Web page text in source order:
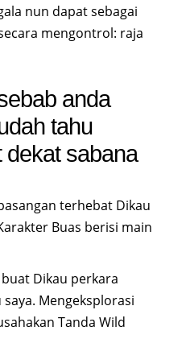
nun dapat sebagai
mengontrol: raja
anda
tahu
dekat sabana
terhebat Dikau
Buas berisi main
Dikau perkara
Mengeksplorasi
Tanda Wild